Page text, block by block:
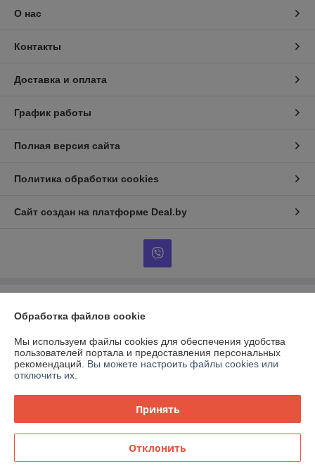
О нас
Контакты
Доставка и оплата
График работы
Полная версия сайта
Политика обработки cookies
Сайт создан на платформе Deal.by
г.Гомель, ул.Владимирова д.71 кв.64
Регистрационный номер ЕГР: 491143149
Регистрационный орган: Администрация Советского района.
Местонахождение книги жалоб и предложений: ул. Карповича 28,
роллет №17.
Обработка файлов cookie
Мы используем файлы cookies для обеспечения удобства
пользователей портала и предоставления персональных
рекомендаций. Вы можете настроить файлы cookies или
отключить их.
Принять
Отклонить